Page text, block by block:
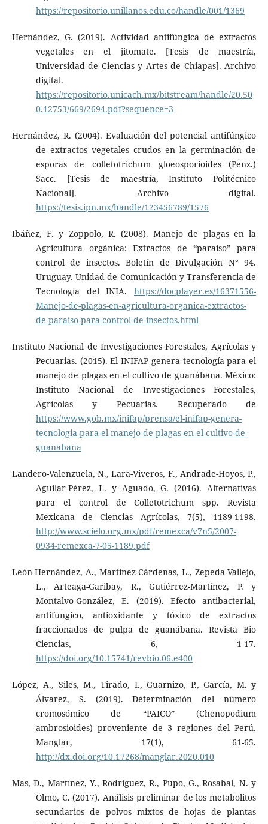
https://repositorio.unillanos.edu.co/handle/001/1369
Hernández, G. (2019). Actividad antifúngica de extractos
vegetales en el jitomate. [Tesis de maestría,
Universidad de Ciencias y Artes de Chiapas]. Archivo
digital.
https://repositorio.unicach.mx/bitstream/handle/20.50
0.12753/669/2694.pdf?sequence=3
Hernández, R. (2004). Evaluación del potencial antifúngico
de extractos vegetales crudos en la germinación de
esporas de colletotrichum gloeosporioides (Penz.)
Sacc. [Tesis de maestría, Instituto Politécnico
Nacional]. Archivo digital.
https://tesis.ipn.mx/handle/123456789/1576
Ibáñez, F. y Zoppolo, R. (2008). Manejo de plagas en la
Agricultura orgánica: Extractos de “paraíso” para
control de insectos. Boletín de Divulgación N° 94.
Uruguay. Unidad de Comunicación y Transferencia de
Tecnología del INIA.https://docplayer.es/16371556-
Manejo-de-plagas-en-agricultura-organica-extractos-
de-paraiso-para-control-de-insectos.html
Instituto Nacional de Investigaciones Forestales, Agrícolas y
Pecuarias. (2015). El INIFAP genera tecnología para el
manejo de plagas en el cultivo de guanábana. México:
Instituto Nacional de Investigaciones Forestales,
Agrícolas y Pecuarias. Recuperado de
https://www.gob.mx/inifap/prensa/el-inifap-genera-
tecnologia-para-el-manejo-de-plagas-en-el-cultivo-de-
guanabana
Landero-Valenzuela, N., Lara-Viveros, F., Andrade-Hoyos, P.,
Aguilar-Pérez, L. y Aguado, G. (2016). Alternativas
para el control de Colletotrichum spp. Revista
Mexicana de Ciencias Agrícolas, 7(5), 1189-1198.
http://www.scielo.org.mx/pdf/remexca/v7n5/2007-
0934-remexca-7-05-1189.pdf
León-Hernández, A., Martínez-Cárdenas, L., Zepeda-Vallejo,
L., Arteaga-Garibay, R., Gutiérrez-Martínez, P. y
Montalvo-González, E. (2019). Efecto antibacterial,
antifúngico, antioxidante y tóxico de extractos
fraccionados de pulpa de guanábana. Revista Bio
Ciencias, 6, 1-17.
https://doi.org/10.15741/revbio.06.e400
López, A., Siles, M., Tirado, I., Guarnizo, P., García, M. y
Álvarez, S. (2019). Determinación del número
cromosómico de “PAICO” (Chenopodium
ambrosioides) proveniente de 3 regiones del Perú.
Manglar, 17(1), 61-65.
http://dx.doi.org/10.17268/manglar.2020.010
Mas, D., Martínez, Y., Rodríguez, R., Pupo, G., Rosabal, N. y
Olmo, C. (2017). Análisis preliminar de los metabolitos
secundarios de polvos mixtos de hojas de plantas